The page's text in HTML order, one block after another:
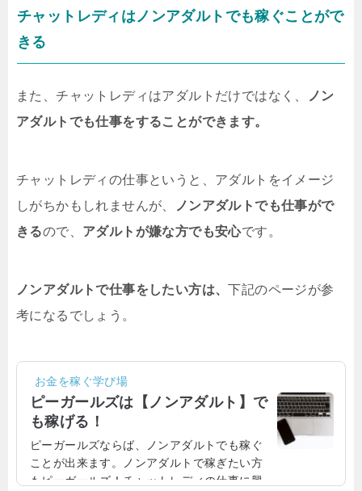
チャットレディはノンアダルトでも稼ぐことがで
きる
また、チャットレディはアダルトだけではなく、
ノン
アダルトでも仕事をすることができます。
チャットレディの仕事というと、アダルトをイメージ
しがちかもしれませんが、
ノンアダルトでも仕事がで
きるので、 アダルトが嫌な方でも安心です。
ノンアダルトで仕事をしたい方は、下記のページが参
考になるでしょう。
お金を稼ぐ学び場
ピーガールズは【ノンアダルト】で
も稼げる！
ピーガールズならば、ノンアダルトでも稼ぐ
ことが出来ます。ノンアダルトで稼ぎたい方
もピーガールズ！チャットレディの仕事に興